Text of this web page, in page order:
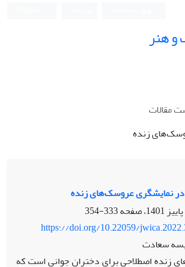
هنر
مقالات
زنده
در نمایشگری عروسک‌های زنده
333-354
https://doi.org/10.22059/
سعادت
زنده اصطلاحی برای دختران جوانی است که